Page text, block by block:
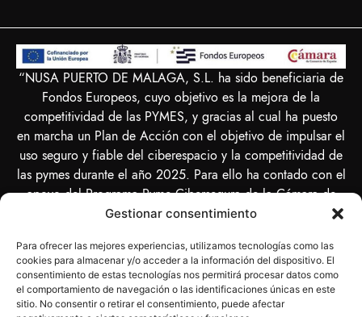
Gestionar consentimiento
Para ofrecer las mejores experiencias, utilizamos tecnologías como las
cookies para almacenar y/o acceder a la información del dispositivo. El
consentimiento de estas tecnologías nos permitirá procesar datos como
el comportamiento de navegación o las identificaciones únicas en este
sitio. No consentir o retirar el consentimiento, puede afectar
“NUSA PUERTO DE MALAGA, S.L. ha sido beneficiaria de
Fondos Europeos, cuyo objetivo es la mejora de la
competitividad de las PYMES, y gracias al cual ha puesto
en marcha un Plan de Acción con el objetivo de impulsar el
uso seguro y fiable del ciberespacio y la competitividad de
las pymes durante el año 2025. Para ello ha contado con el
apoyo del Programa Pyme Cibersegura de la Cámara de
Comercio de Málaga. #EuropaSeSiente”
“NUSA PUERTO DE MALAGA SL ha sido beneficiaria del